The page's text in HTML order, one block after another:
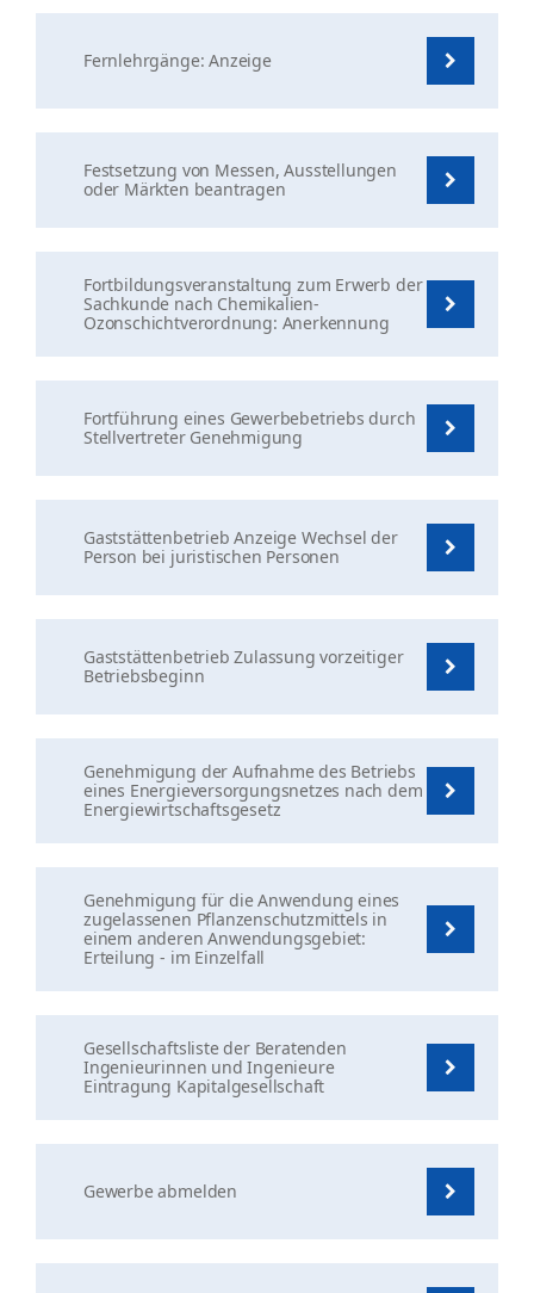
Fernlehrgänge: Anzeige
Festsetzung von Messen, Ausstellungen
oder Märkten beantragen
Fortbildungsveranstaltung zum Erwerb der
Sachkunde nach Chemikalien-
Ozonschichtverordnung: Anerkennung
Fortführung eines Gewerbebetriebs durch
Stellvertreter Genehmigung
Gaststättenbetrieb Anzeige Wechsel der
Person bei juristischen Personen
Gaststättenbetrieb Zulassung vorzeitiger
Betriebsbeginn
Genehmigung der Aufnahme des Betriebs
eines Energieversorgungsnetzes nach dem
Energiewirtschaftsgesetz
Genehmigung für die Anwendung eines
zugelassenen Pflanzenschutzmittels in
einem anderen Anwendungsgebiet:
Erteilung - im Einzelfall
Gesellschaftsliste der Beratenden
Ingenieurinnen und Ingenieure
Eintragung Kapitalgesellschaft
Gewerbe abmelden